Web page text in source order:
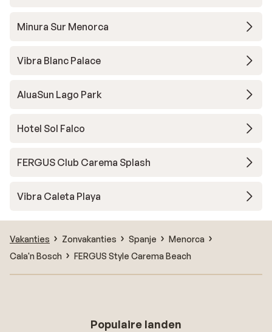
Minura Sur Menorca
Vibra Blanc Palace
AluaSun Lago Park
Hotel Sol Falco
FERGUS Club Carema Splash
Vibra Caleta Playa
Vakanties Zonvakanties Spanje
Menorca
Cala'n Bosch
FERGUS Style Carema Beach
Populaire landen